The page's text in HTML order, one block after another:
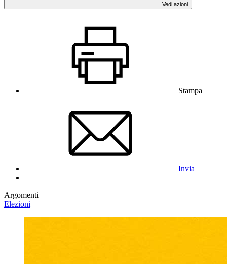
Vedi azioni
Stampa
Invia
Argomenti
Elezioni